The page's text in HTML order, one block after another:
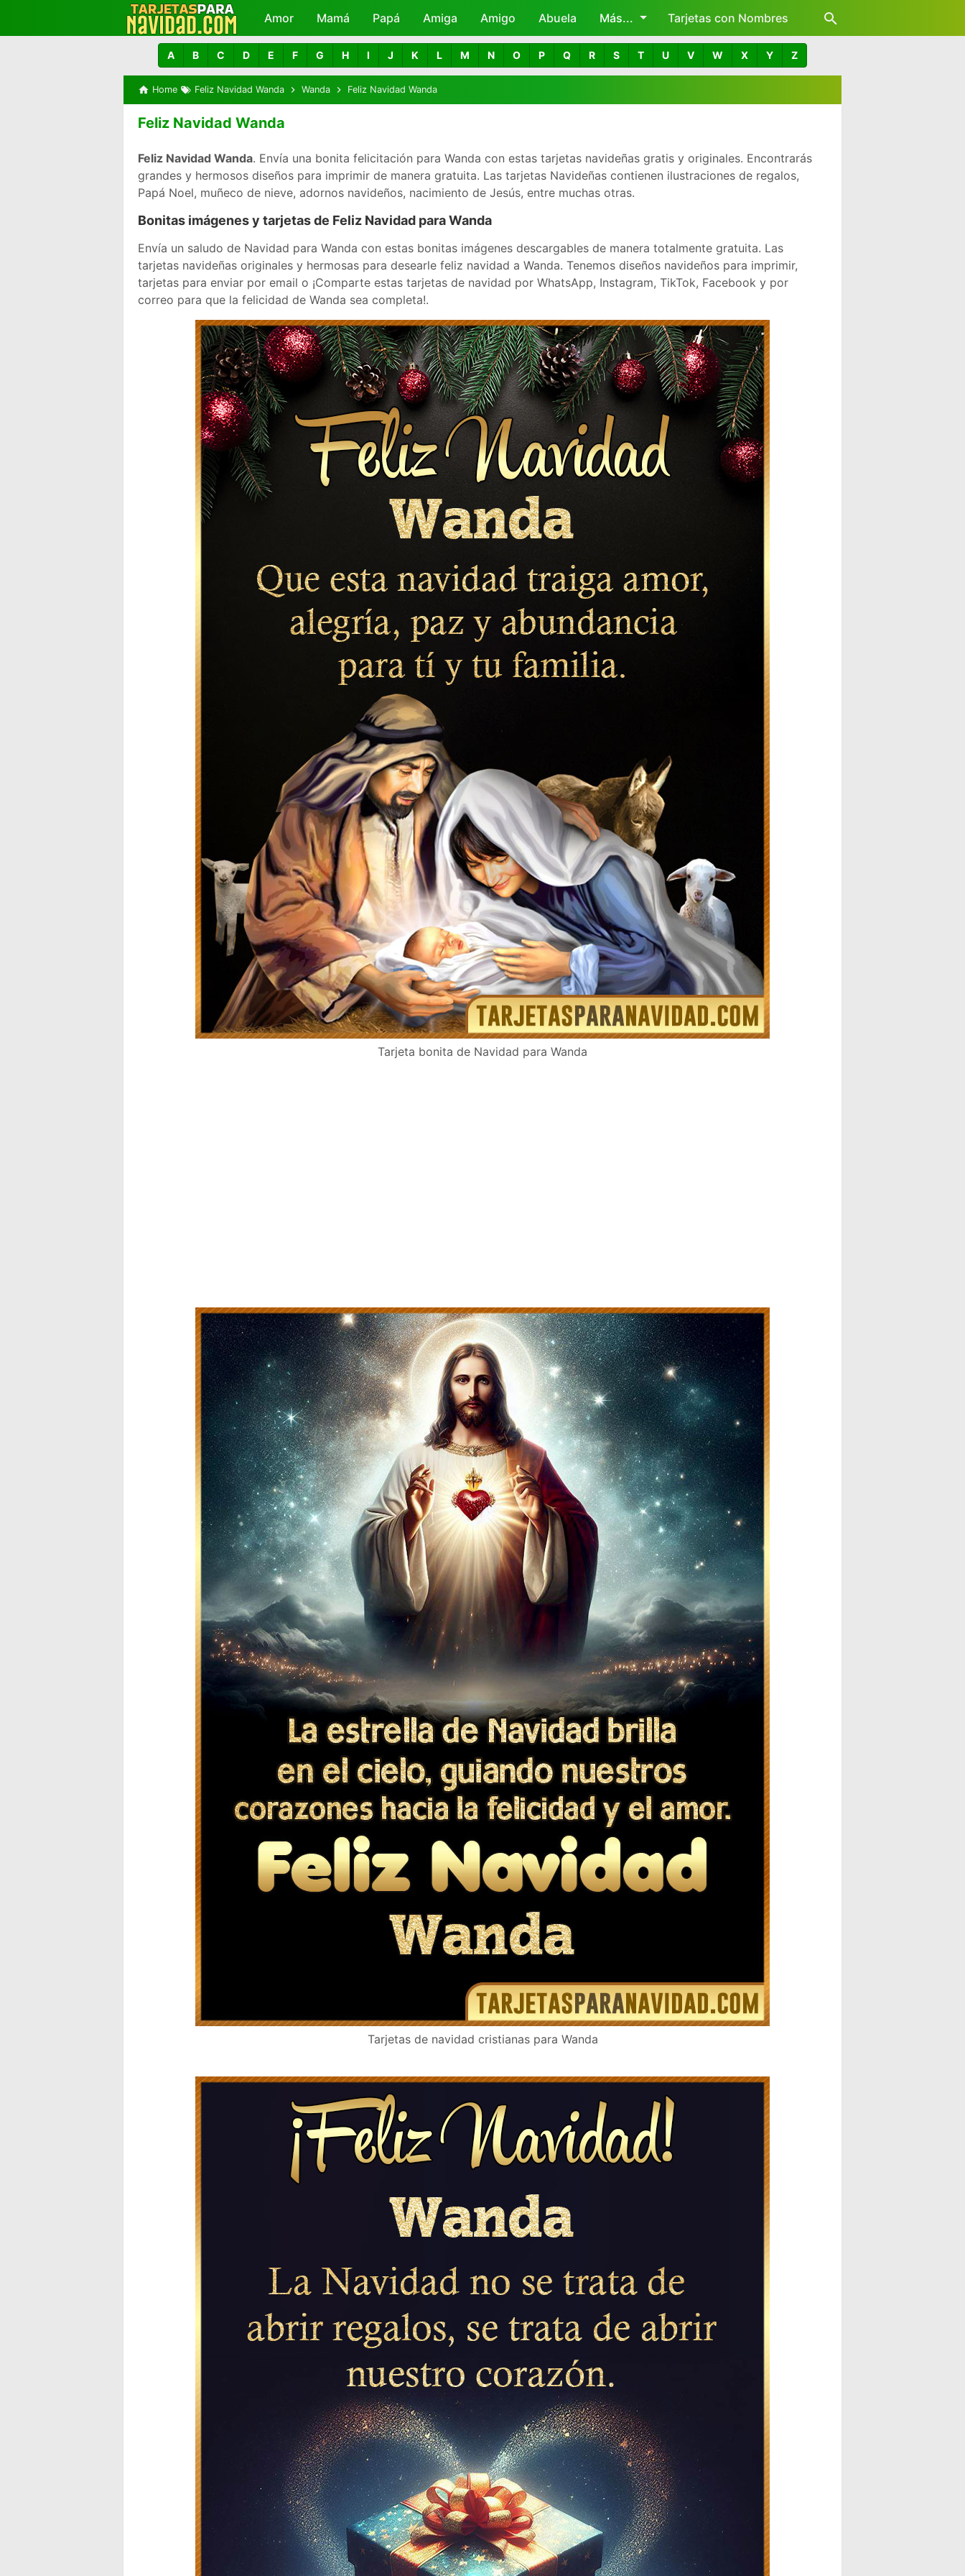
Skip to main content
Amor Mamá Papá Amiga Amigo Abuela Más... Tarjetas con Nombres
A B C D E F G H I J K L M N O P Q R S T U V W X Y Z
Home Feliz Navidad Wanda Wanda Feliz Navidad Wanda
Feliz Navidad Wanda
Feliz Navidad Wanda. Envía una bonita felicitación para Wanda con estas tarjetas navideñas gratis y originales. Encontrarás
grandes y hermosos diseños para imprimir de manera gratuita. Las tarjetas Navideñas contienen ilustraciones de regalos,
Papá Noel, muñeco de nieve, adornos navideños, nacimiento de Jesús, entre muchas otras.
Bonitas imágenes y tarjetas de Feliz Navidad para Wanda
Envía un saludo de Navidad para Wanda con estas bonitas imágenes descargables de manera totalmente gratuita. Las
tarjetas navideñas originales y hermosas para desearle feliz navidad a Wanda. Tenemos diseños navideños para imprimir,
tarjetas para enviar por email o ¡Comparte estas tarjetas de navidad por WhatsApp, Instagram, TikTok, Facebook y por
correo para que la felicidad de Wanda sea completa!.
Tarjeta bonita de Navidad para Wanda
Tarjetas de navidad cristianas para Wanda